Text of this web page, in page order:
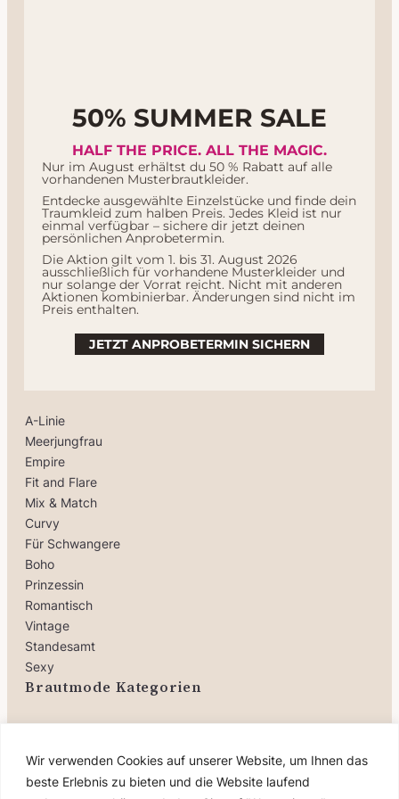
Wir verwenden Cookies auf unserer Website, um Ihnen das
beste Erlebnis zu bieten und die Website laufend
Impressum
Datenschutz
Versandbedingungen
Widerrufsbelehrung
Vertrag widerrufen
Folge uns auf Social Media
FacebookInstagram
A-Linie
Meerjungfrau
Empire
Fit and Flare
Mix & Match
Curvy
Für Schwangere
Boho
Prinzessin
Romantisch
Vintage
Standesamt
Sexy
Brautmode Kategorien
Jumpsuits
Oberteile
50% SUMMER SALE
HALF THE PRICE. ALL THE MAGIC.
Nur im August erhältst du 50 % Rabatt auf alle
vorhandenen Musterbrautkleider.
Entdecke ausgewählte Einzelstücke und finde dein
Traumkleid zum halben Preis. Jedes Kleid ist nur
einmal verfügbar – sichere dir jetzt deinen
persönlichen Anprobetermin.
Die Aktion gilt vom 1. bis 31. August 2026
ausschließlich für vorhandene Musterkleider und
nur solange der Vorrat reicht. Nicht mit anderen
Aktionen kombinierbar. Änderungen sind nicht im
Preis enthalten.
JETZT ANPROBETERMIN SICHERN